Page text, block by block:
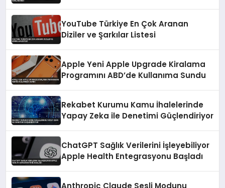
YouTube Türkiye En Çok Aranan
Diziler ve Şarkılar Listesi
Apple Yeni Apple Upgrade Kiralama
Programını ABD’de Kullanıma Sundu
Rekabet Kurumu Kamu İhalelerinde
Yapay Zeka ile Denetimi Güçlendiriyor
ChatGPT Sağlık Verilerini İşleyebiliyor
Apple Health Entegrasyonu Başladı
Anthropic Claude Sesli Modunu